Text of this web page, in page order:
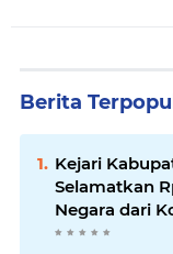
Berita
Kejari
Selamatkan
Negara dari